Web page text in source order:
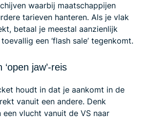
waarbij maatschappijen
tarieven hanteren. Als je vlak
betaal je meestal aanzienlijk
een ‘flash sale’ tegenkomt.
jaw’-reis
houdt in dat je aankomt in de
vanuit een andere. Denk
vlucht vanuit de VS naar